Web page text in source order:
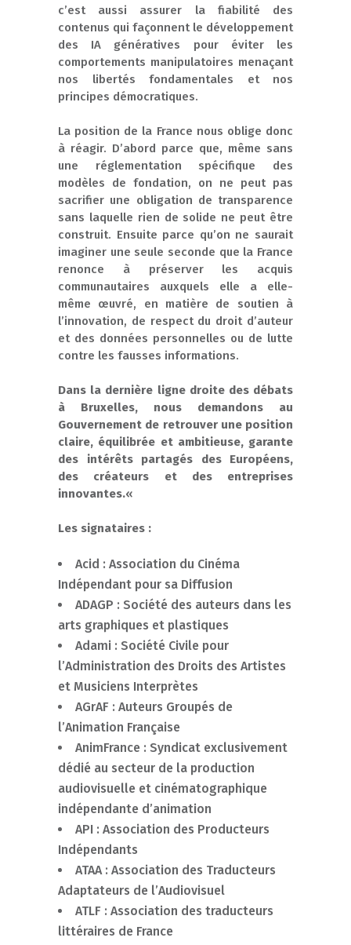
c’est aussi assurer la fiabilité des
contenus qui façonnent le développement
des IA génératives pour éviter les
comportements manipulatoires menaçant
nos libertés fondamentales et nos
principes démocratiques.
La position de la France nous oblige donc
à réagir. D’abord parce que, même sans
une réglementation spécifique des
modèles de fondation, on ne peut pas
sacrifier une obligation de transparence
sans laquelle rien de solide ne peut être
construit. Ensuite parce qu’on ne saurait
imaginer une seule seconde que la France
renonce à préserver les acquis
communautaires auxquels elle a elle-
même œuvré, en matière de soutien à
l’innovation, de respect du droit d’auteur
et des données personnelles ou de lutte
contre les fausses informations.
Dans la dernière ligne droite des débats
à Bruxelles, nous demandons au
Gouvernement de retrouver une position
claire, équilibrée et ambitieuse, garante
des intérêts partagés des Européens,
des créateurs et des entreprises
innovantes.«
Les signataires :
Acid : Association du Cinéma
Indépendant pour sa Diffusion
ADAGP : Société des auteurs dans les
arts graphiques et plastiques
Adami : Société Civile pour
l’Administration des Droits des Artistes
et Musiciens Interprètes
AGrAF : Auteurs Groupés de
l’Animation Française
AnimFrance : Syndicat exclusivement
dédié au secteur de la production
audiovisuelle et cinématographique
indépendante d’animation
API : Association des Producteurs
Indépendants
ATAA : Association des Traducteurs
Adaptateurs de l’Audiovisuel
ATLF : Association des traducteurs
littéraires de France